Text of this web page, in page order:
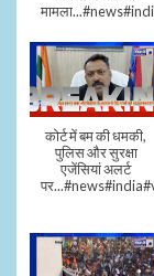
कोर्ट में बम की धमकी,
पुलिस और सुरक्षा
एजेंसियां अलर्ट